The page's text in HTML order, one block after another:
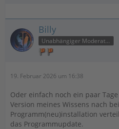
Billy
Unabhängiger Moderator
19. Februar 2026 um 16:38
Oder einfach noch ein paar
Version meines Wissens nach
Programm(neu)installation
das Programmupdate.